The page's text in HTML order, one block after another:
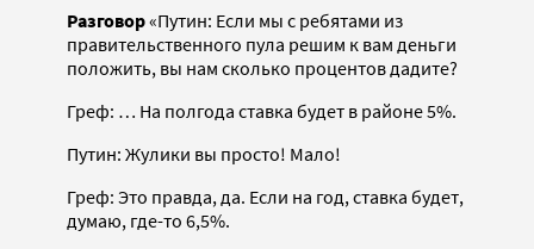
Разговор«Путин: Если мы с ребятами из
правительственного пула решим к вам деньги
положить, вы нам сколько процентов дадите?
Греф: … На полгода ставка будет в районе 5%.
Путин: Жулики вы просто! Мало!
Греф: Это правда, да. Если на год, ставка будет,
думаю, где-то 6,5%.